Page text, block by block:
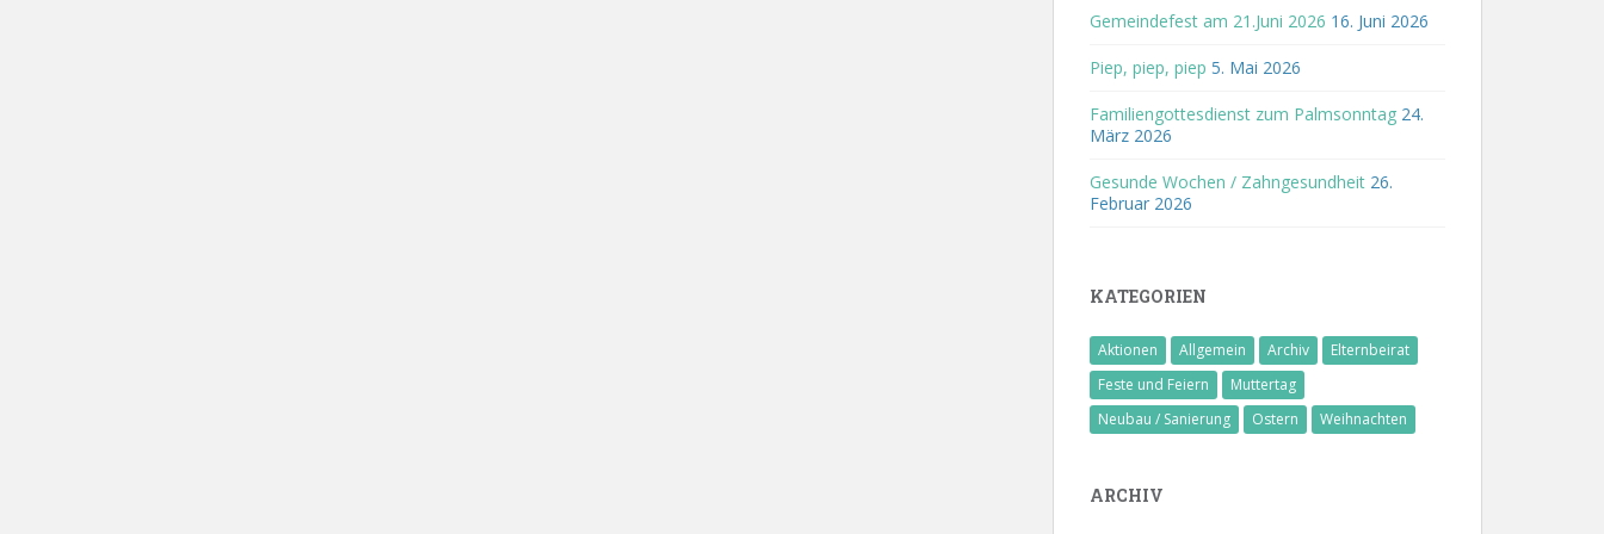
Gemeindefest am 21.Juni 2026 16. Juni 2026
Piep, piep, piep 5. Mai 2026
Familiengottesdienst zum Palmsonntag 24.
März 2026
Gesunde Wochen / Zahngesundheit 26.
Februar 2026
KATEGORIEN
Aktionen Allgemein Archiv
Elternbeirat
Feste und Feiern
Muttertag
Neubau / Sanierung
Ostern Weihnachten
ARCHIV